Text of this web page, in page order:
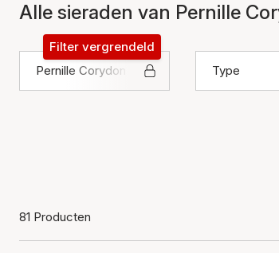
Alle sieraden van Pernille
Pernille Corydon
Filter vergrendeld
Type
81 Producten